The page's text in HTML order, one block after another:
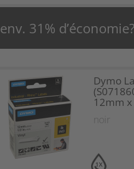
env. 31% d’économie?
1X
Dymo
12mm
noir